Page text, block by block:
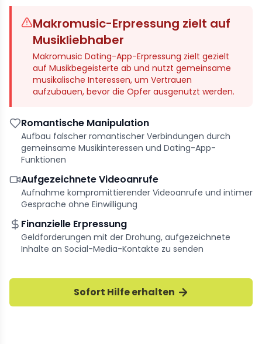
Makromusic-Erpressung zielt auf
Musikliebhaber
Makromusic Dating-App-Erpressung zielt gezielt
auf Musikbegeisterte ab und nutzt gemeinsame
musikalische Interessen, um Vertrauen
aufzubauen, bevor die Opfer ausgenutzt werden.
Romantische Manipulation
Aufbau falscher romantischer Verbindungen durch
gemeinsame Musikinteressen und Dating-App-
Funktionen
Aufgezeichnete Videoanrufe
Aufnahme kompromittierender Videoanrufe und intimer
Gesprache ohne Einwilligung
Finanzielle Erpressung
Geldforderungen mit der Drohung, aufgezeichnete
Inhalte an Social-Media-Kontakte zu senden
Sofort Hilfe erhalten